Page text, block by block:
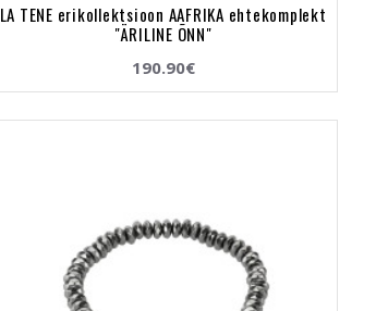
LA TENE erikollektsioon AAFRIKA ehtekomplekt
"ÄRILINE ÕNN"
190.90€